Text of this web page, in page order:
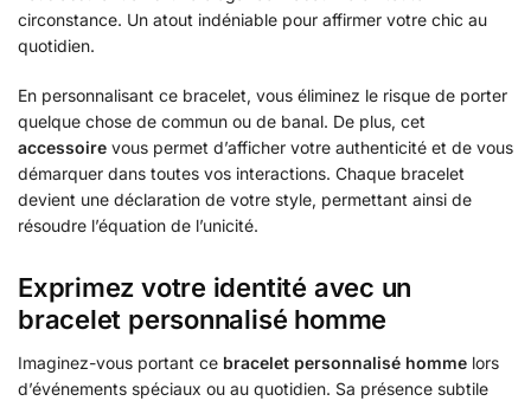
circonstance. Un atout indéniable pour affirmer votre chic au
quotidien.
En personnalisant ce bracelet, vous éliminez le risque de porter
quelque chose de commun ou de banal. De plus, cet
accessoire vous permet d’afficher votre authenticité et de vous
démarquer dans toutes vos interactions. Chaque bracelet
devient une déclaration de votre style, permettant ainsi de
résoudre l’équation de l’unicité.
Exprimez votre identité avec un
bracelet personnalisé homme
Imaginez-vous portant ce bracelet personnalisé homme lors
d’événements spéciaux ou au quotidien. Sa présence subtile